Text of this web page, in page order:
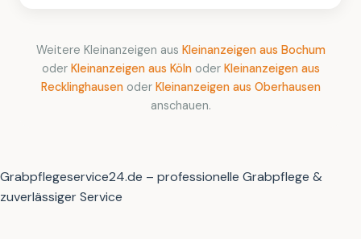
Weitere Kleinanzeigen aus Kleinanzeigen aus Bochum
oder Kleinanzeigen aus Kölnoder Kleinanzeigen aus
Recklinghausenoder Kleinanzeigen aus Oberhausen
anschauen.
Grabpflegeservice24.de – professionelle Grabpflege &
zuverlässiger Service